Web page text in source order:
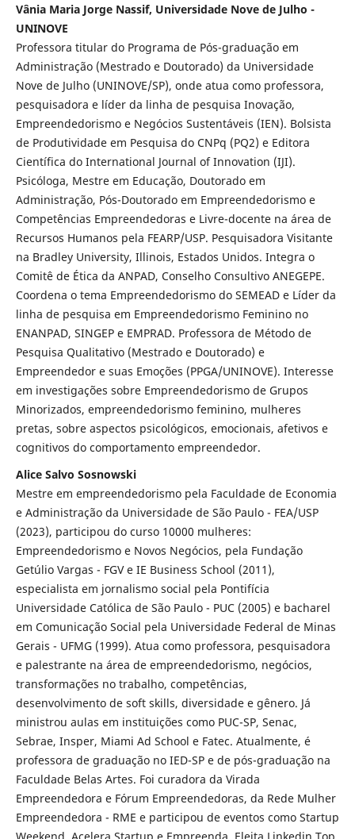
Vânia Maria Jorge Nassif, Universidade Nove de Julho -
UNINOVE
Professora titular do Programa de Pós-graduação em
Administração (Mestrado e Doutorado) da Universidade
Nove de Julho (UNINOVE/SP), onde atua como professora,
pesquisadora e líder da linha de pesquisa Inovação,
Empreendedorismo e Negócios Sustentáveis (IEN). Bolsista
de Produtividade em Pesquisa do CNPq (PQ2) e Editora
Científica do International Journal of Innovation (IJI).
Psicóloga, Mestre em Educação, Doutorado em
Administração, Pós-Doutorado em Empreendedorismo e
Competências Empreendedoras e Livre-docente na área de
Recursos Humanos pela FEARP/USP. Pesquisadora Visitante
na Bradley University, Illinois, Estados Unidos. Integra o
Comitê de Ética da ANPAD, Conselho Consultivo ANEGEPE.
Coordena o tema Empreendedorismo do SEMEAD e Líder da
linha de pesquisa em Empreendedorismo Feminino no
ENANPAD, SINGEP e EMPRAD. Professora de Método de
Pesquisa Qualitativo (Mestrado e Doutorado) e
Empreendedor e suas Emoções (PPGA/UNINOVE). Interesse
em investigações sobre Empreendedorismo de Grupos
Minorizados, empreendedorismo feminino, mulheres
pretas, sobre aspectos psicológicos, emocionais, afetivos e
cognitivos do comportamento empreendedor.
Alice Salvo Sosnowski
Mestre em empreendedorismo pela Faculdade de Economia
e Administração da Universidade de São Paulo - FEA/USP
(2023), participou do curso 10000 mulheres:
Empreendedorismo e Novos Negócios, pela Fundação
Getúlio Vargas - FGV e IE Business School (2011),
especialista em jornalismo social pela Pontifícia
Universidade Católica de São Paulo - PUC (2005) e bacharel
em Comunicação Social pela Universidade Federal de Minas
Gerais - UFMG (1999). Atua como professora, pesquisadora
e palestrante na área de empreendedorismo, negócios,
transformações no trabalho, competências,
desenvolvimento de soft skills, diversidade e gênero. Já
ministrou aulas em instituições como PUC-SP, Senac,
Sebrae, Insper, Miami Ad School e Fatec. Atualmente, é
professora de graduação no IED-SP e de pós-graduação na
Faculdade Belas Artes. Foi curadora da Virada
Empreendedora e Fórum Empreendedoras, da Rede Mulher
Empreendedora - RME e participou de eventos como Startup
Weekend, Acelera Startup e Empreenda. Eleita Linkedin Top